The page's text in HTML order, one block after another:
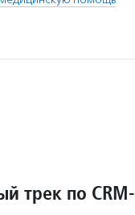
трек по CRM-